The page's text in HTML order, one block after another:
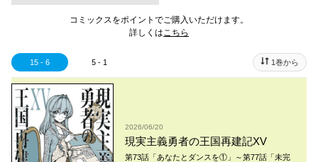
コミックスをポイントでご購入いただけます。
詳しくはこちら
15 - 6 5 - 1 1巻から
2026/06/20
現実主義勇者の王国再建記XV
第73話「あなたとダンスを①」～第77話「未完